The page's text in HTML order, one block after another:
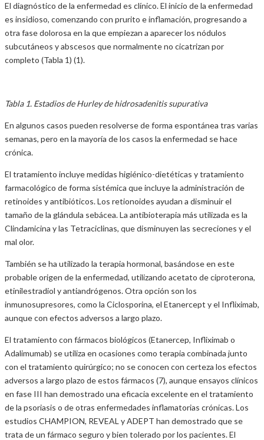
El diagnóstico de la enfermedad es clínico. El inicio de la enfermedad
es insidioso, comenzando con prurito e inflamación, progresando a
otra fase dolorosa en la que empiezan a aparecer los nódulos
subcutáneos y abscesos que normalmente no cicatrizan por
completo (Tabla 1) (1).
Tabla 1. Estadios de Hurley de hidrosadenitis supurativa
En algunos casos pueden resolverse de forma espontánea tras varias
semanas, pero en la mayoría de los casos la enfermedad se hace
crónica.
El tratamiento incluye medidas higiénico-dietéticas y tratamiento
farmacológico de forma sistémica que incluye la administración de
retinoides y antibióticos. Los retionoides ayudan a disminuir el
tamaño de la glándula sebácea. La antibioterapia más utilizada es la
Clindamicina y las Tetraciclinas, que disminuyen las secreciones y el
mal olor.
También se ha utilizado la terapia hormonal, basándose en este
probable origen de la enfermedad, utilizando acetato de ciproterona,
etinilestradiol y antiandrógenos. Otra opción son los
inmunosupresores, como la Ciclosporina, el Etanercept y el Infliximab,
aunque con efectos adversos a largo plazo.
El tratamiento con fármacos biológicos (Etanercep, Infliximab o
Adalimumab) se utiliza en ocasiones como terapia combinada junto
con el tratamiento quirúrgico; no se conocen con certeza los efectos
adversos a largo plazo de estos fármacos (7), aunque ensayos clínicos
en fase III han demostrado una eficacia excelente en el tratamiento
de la psoriasis o de otras enfermedades inflamatorias crónicas. Los
estudios CHAMPION, REVEAL y ADEPT han demostrado que se
trata de un fármaco seguro y bien tolerado por los pacientes. El